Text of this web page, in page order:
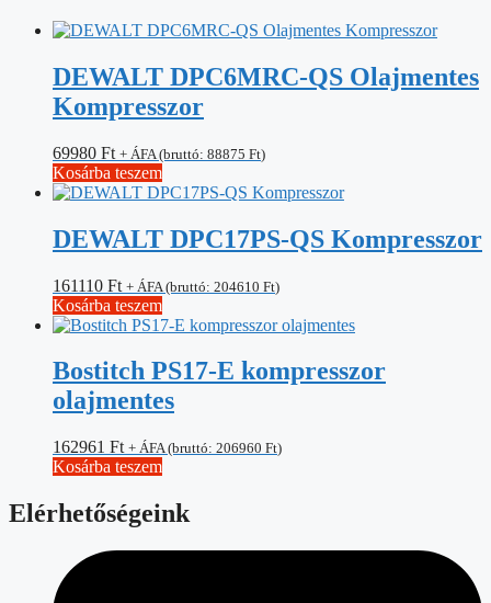
DEWALT DPC6MRC-QS Olajmentes
Kompresszor
69980 Ft + ÁFA (bruttó: 88875 Ft)
Kosárba teszem
DEWALT DPC17PS-QS Kompresszor
161110 Ft + ÁFA (bruttó: 204610 Ft)
Kosárba teszem
Bostitch PS17-E kompresszor
olajmentes
162961 Ft + ÁFA (bruttó: 206960 Ft)
Kosárba teszem
Elérhetőségeink